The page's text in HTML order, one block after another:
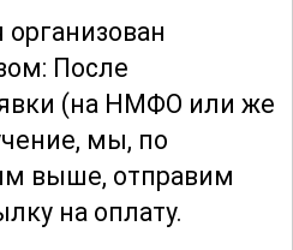
вопросам
безопасной
Также
управления
организован
После
(на НМФО или же
мы, по
выше, отправим
на оплату.